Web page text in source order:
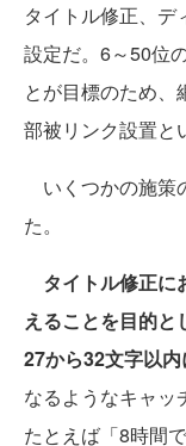
タイトル修正、デ
設定だ。6～50位
とが目標のため、
部被リンク設置と
いくつかの施策
た。
タイトル修正に
えることを目的と
27から32文字以
なるようなキャッ
たとえば「8時間